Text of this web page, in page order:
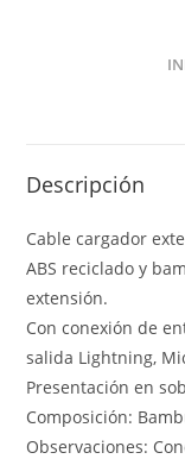
Descripción
Cable cargador
ABS reciclado y
extensión.
Con conexión de
salida Lightning,
Presentación en
Composición:
Observaciones: